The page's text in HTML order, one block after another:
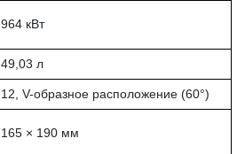
964 кВт
49,03 л
12, V-образное расположение (60°)
165 × 190 мм